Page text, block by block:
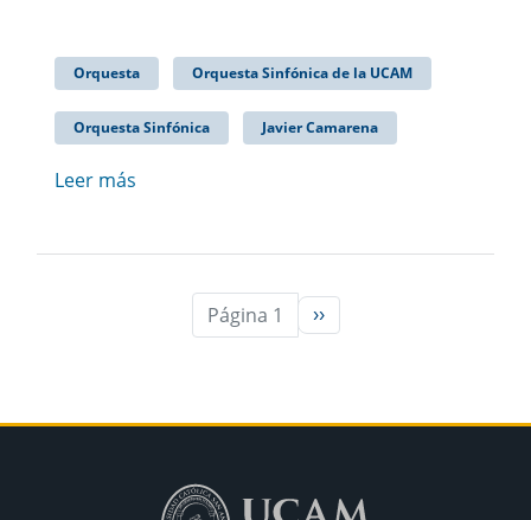
Orquesta Orquesta Sinfónica de la UCAM
Orquesta Sinfónica Javier Camarena
Leer más
Página 1 Siguiente página
››